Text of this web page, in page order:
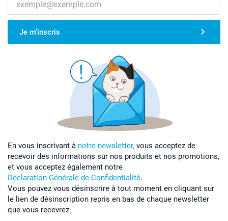
Je m'inscris
En vous inscrivant à notre newsletter, vous acceptez de
recevoir des informations sur nos produits et nos promotions,
et vous acceptez également notre
Déclaration Générale de Confidentialité.
Vous pouvez vous désinscrire à tout moment en cliquant sur
le lien de désinscription repris en bas de chaque newsletter
que vous recevrez.